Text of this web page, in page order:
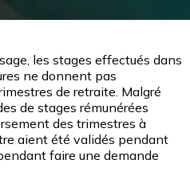
les stages effectués dans
ne donnent pas
de retraite. Malgré
de stages rémunérées
des trimestres à
aient été validés pendant
faire une demande